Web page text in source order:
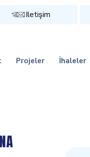
Iletişim
Projeler İhaleler